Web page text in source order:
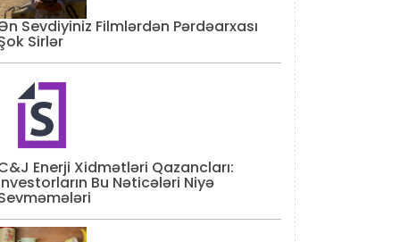
Sevdiyiniz Filmlərdən Pərdəarxası
Sirlər
Enerji Xidmətləri Qazancları:
Bu Nəticələri Niyə